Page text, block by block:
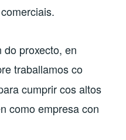
proxecto, en
traballamos co
cumprir cos altos
como empresa con